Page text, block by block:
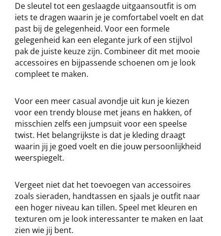
De sleutel tot een geslaagde uitgaansoutfit is om
iets te dragen waarin je je comfortabel voelt en dat
past bij de gelegenheid. Voor een formele
gelegenheid kan een elegante jurk of een stijlvol
pak de juiste keuze zijn. Combineer dit met mooie
accessoires en bijpassende schoenen om je look
compleet te maken.
Voor een meer casual avondje uit kun je kiezen
voor een trendy blouse met jeans en hakken, of
misschien zelfs een jumpsuit voor een speelse
twist. Het belangrijkste is dat je kleding draagt
waarin jij je goed voelt en die jouw persoonlijkheid
weerspiegelt.
Vergeet niet dat het toevoegen van accessoires
zoals sieraden, handtassen en sjaals je outfit naar
een hoger niveau kan tillen. Speel met kleuren en
texturen om je look interessanter te maken en laat
zien wie jij bent.